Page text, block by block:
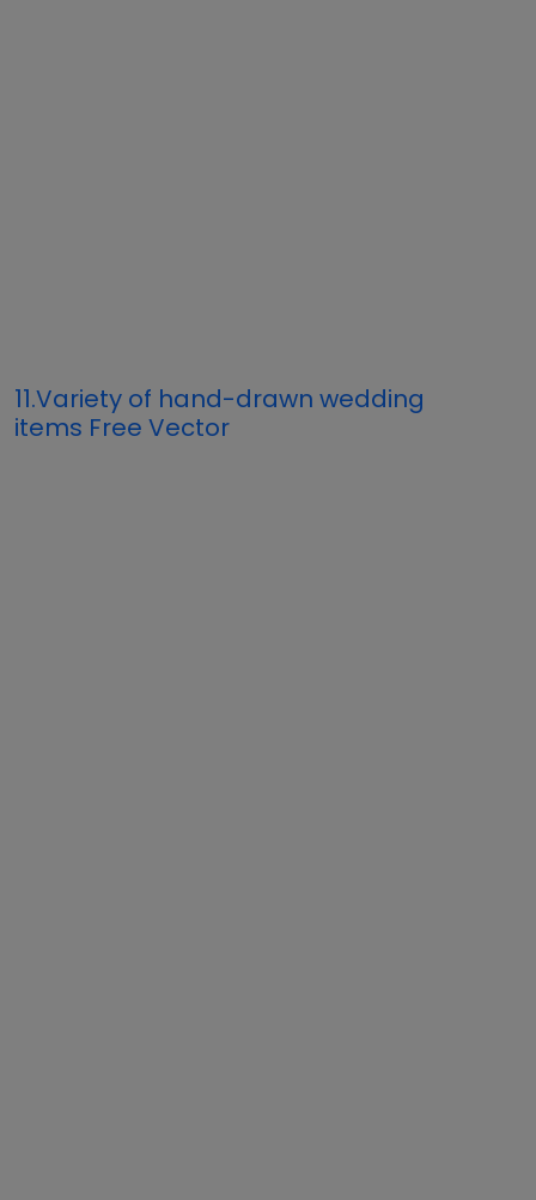
11.Variety of hand-drawn wedding
items Free Vector